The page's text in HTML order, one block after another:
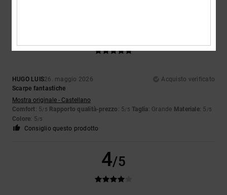
HUGO LUIS26. maggio 2026
Acquisto verificato
Scarpe fantastiche
Mostra originale - Castellano
Comfort: 5/5 Rapporto qualità-prezzo : 5/5 Taglia: Grande Materiale: 5 /5
Colore: 5/5
Consiglio questo prodotto
4/5